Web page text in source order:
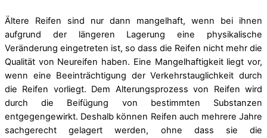
Ältere Reifen sind nur dann mangelhaft, wenn bei ihnen
aufgrund der längeren Lagerung eine physikalische
Veränderung eingetreten ist, so dass die Reifen nicht mehr die
Qualität von Neureifen haben. Eine Mangelhaftigkeit liegt vor,
wenn eine Beeinträchtigung der Verkehrstauglichkeit durch
die Reifen vorliegt. Dem Alterungsprozess von Reifen wird
durch die Beifügung von bestimmten Substanzen
entgegengewirkt. Deshalb können Reifen auch mehrere Jahre
sachgerecht gelagert werden, ohne dass sie die